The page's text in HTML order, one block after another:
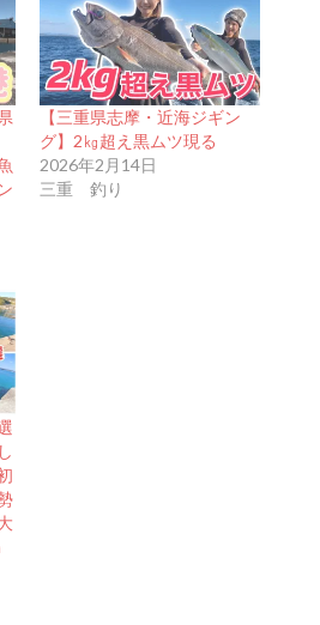
【三重県志摩・近海ジギン
グ】2㎏超え黒ムツ現る
2026年2月14日
三重 釣り